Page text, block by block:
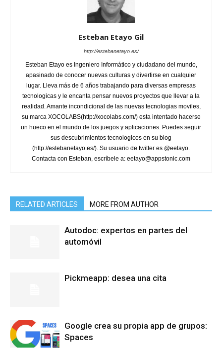
Esteban Etayo Gil
http://estebanetayo.es/
Esteban Etayo es Ingeniero Informático y ciudadano del mundo,
apasinado de conocer nuevas culturas y divertirse en cualquier
lugar. Lleva más de 6 años trabajando para diversas empresas
tecnologicas y le encanta pensar nuevos proyectos que llevar a la
realidad. Amante incondicional de las nuevas tecnologias moviles,
su marca XOCOLABS(http://xocolabs.com/) esta intentado hacerse
un hueco en el mundo de los juegos y aplicaciones. Puedes seguir
sus descubrimientos tecnologicos en su blog
(http://estebanetayo.es/). Su usuario de twitter es @eetayo.
Contacta con Esteban, escríbele a: eetayo@appstonic.com
RELATED ARTICLES MORE FROM AUTHOR
Autodoc: expertos en partes del
automóvil
Pickmeapp: desea una cita
Google crea su propia app de grupos:
Spaces